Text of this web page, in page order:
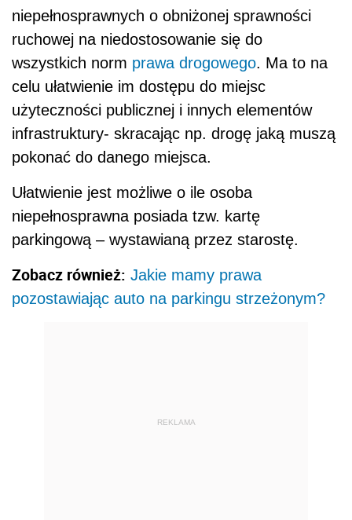
niepełnosprawnych o obniżonej sprawności
ruchowej na niedostosowanie się do
wszystkich norm prawa drogowego. Ma to na
celu ułatwienie im dostępu do miejsc
użyteczności publicznej i innych elementów
infrastruktury- skracając np. drogę jaką muszą
pokonać do danego miejsca.
Ułatwienie jest możliwe o ile osoba
niepełnosprawna posiada tzw. kartę
parkingową – wystawianą przez starostę.
Zobacz również: Jakie mamy prawa
pozostawiając auto na parkingu strzeżonym?
REKLAMA